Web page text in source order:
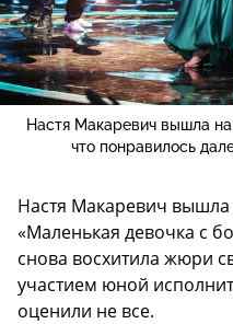
Настя Макаревич вышла
что понравилось
Настя Макаревич
«Маленькая девочка с
снова восхитила жюри
участием юной
оценили не все.